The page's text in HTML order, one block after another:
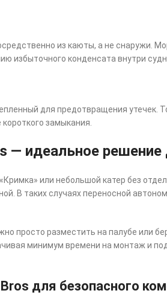
из каюты, а не снаружи.
избыточного конденсата внутри
для предотвращения
замыкания.
— идеальное
или небольшой катер без
В таких случаях переносной
разместить на палубе или
минимум времени на монтаж и
для безопасного